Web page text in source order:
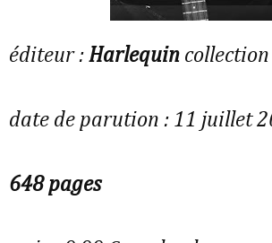
éditeur : Harlequin collection
date de parution : 11 juillet
648 pages